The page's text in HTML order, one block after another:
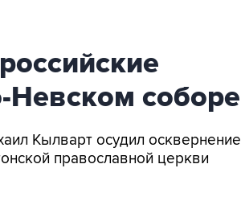
соборе
Кылварт осудил осквернение
православной церкви